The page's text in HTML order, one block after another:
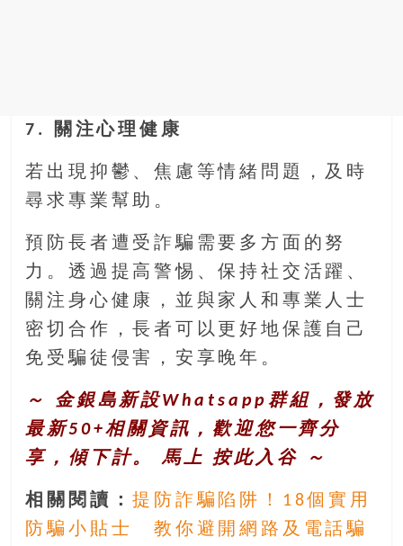
7. 關注心理健康
若出現抑鬱、焦慮等情緒問題，及時
尋求專業幫助。
預防長者遭受詐騙需要多方面的努
力。透過提高警惕、保持社交活躍、
關注身心健康，並與家人和專業人士
密切合作，長者可以更好地保護自己
免受騙徒侵害，安享晚年。
～ 金銀島新設Whatsapp群組，發放
最新50+相關資訊，歡迎您一齊分
享，傾下計。 馬上按此入谷 ～
相關閱讀：提防詐騙陷阱！18個實用
防騙小貼士 教你避開網路及電話騙